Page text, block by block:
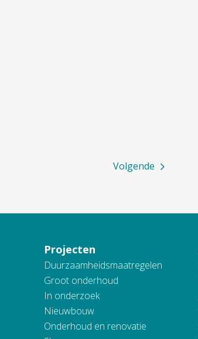
Volgende
Projecten
Duurzaamheidsmaatregelen
Groot onderhoud
In onderzoek
Nieuwbouw
Onderhoud en renovatie